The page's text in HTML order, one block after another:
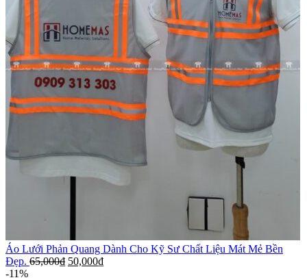
Áo Lưới Phản Quang Dành Cho Kỹ Sư Chất Liệu Mát Mẻ Bền
Đẹp. 65,000₫ 50,000₫
-11%